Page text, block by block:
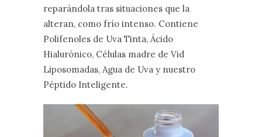
reparándola tras situaciones que la
alteran, como frío intenso. Contiene
Polifenoles de Uva Tinta, Ácido
Hialurónico, Células madre de Vid
Liposomadas, Agua de Uva y nuestro
Péptido Inteligente.